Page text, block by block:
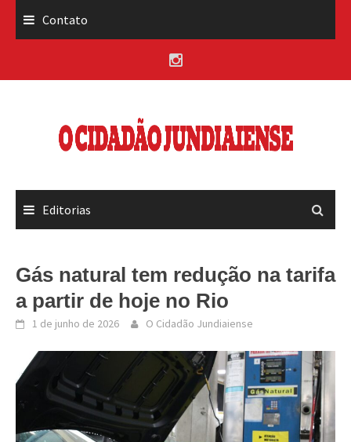
Contato
Editorias
Gás natural tem redução na tarifa
a partir de hoje no Rio
1 de junho de 2026 O Cidadão Jundiaiense